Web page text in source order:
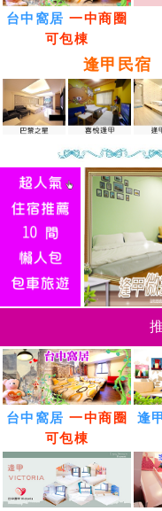
台中窩居 一中商圈
可包棟
逢甲民宿
台中窩居 一中商圈
可包棟
逢